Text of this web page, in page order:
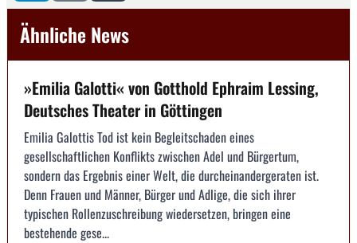
Ähnliche News
»Emilia Galotti« von Gotthold Ephraim Lessing,
Deutsches Theater in Göttingen
Emilia Galottis Tod ist kein Begleitschaden eines
gesellschaftlichen Konflikts zwischen Adel und Bürgertum,
sondern das Ergebnis einer Welt, die durcheinandergeraten ist.
Denn Frauen und Männer, Bürger und Adlige, die sich ihrer
typischen Rollenzuschreibung wiedersetzen, bringen eine
bestehende gese...